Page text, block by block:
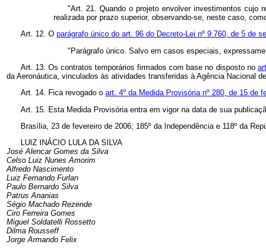
"Art. 21. Quando o projeto envolver investimentos cujo
realizada por prazo superior, observando-se, neste caso,
Art. 12. O parágrafo único do art. 96 do Decreto-Lei nº 9.760, de 5 de
"Parágrafo único. Salvo em casos especiais,
Art. 13. Os contratos temporários firmados com base no disposto no
da Aeronáutica, vinculados às atividades transferidas à Agência Nacional
Art. 14. Fica revogado o art. 4º da Medida Provisória nº 280, de 15 de
Art. 15. Esta Medida Provisória entra em vigor na data de sua
Brasília, 23 de fevereiro de 2006; 185º da Independência e 118º da
LUIZ INÁCIO LULA DA SILVA
José Alencar Gomes da Silva
Celso Luiz Nunes Amorim
Alfredo Nascimento
Luiz Fernando Furlan
Paulo Bernardo Silva
Patrus Ananias
Ségio Machado Rezende
Ciro Ferreira Gomes
Miguel Soldatelli Rossetto
Dilma Rousseff
Jorge Armando Felix